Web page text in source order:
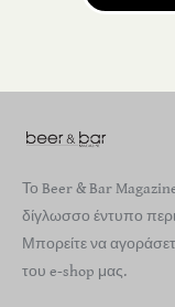
Το Beer & Bar
δίγλωσσο έντυπο
Μπορείτε να
του e-shop μας.